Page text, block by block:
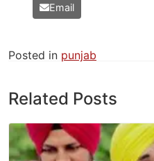
Email
Posted in punjab
Related Posts